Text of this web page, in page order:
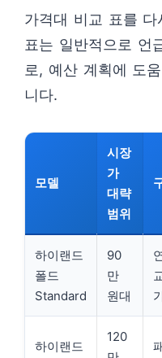
가격대 비교 표를
표는 일반적으로 언
로, 예산 계획에 도
니다.
모델
시장
가
대략
범위
하이랜드
폴드
Standard
90
만
원대
하이랜드
120